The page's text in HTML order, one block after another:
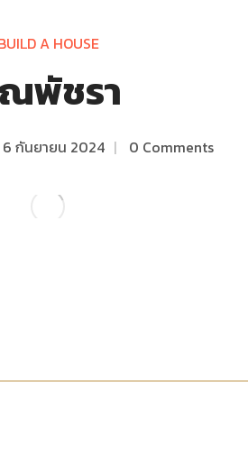
A HOUSE
พัชรา
6 กันยายน 2024 | 0 Comments